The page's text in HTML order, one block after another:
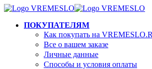
ПОКУПАТЕЛЯМ
Как покупать на
Все о вашем заказе
Личные данные
Способы и условия оплаты